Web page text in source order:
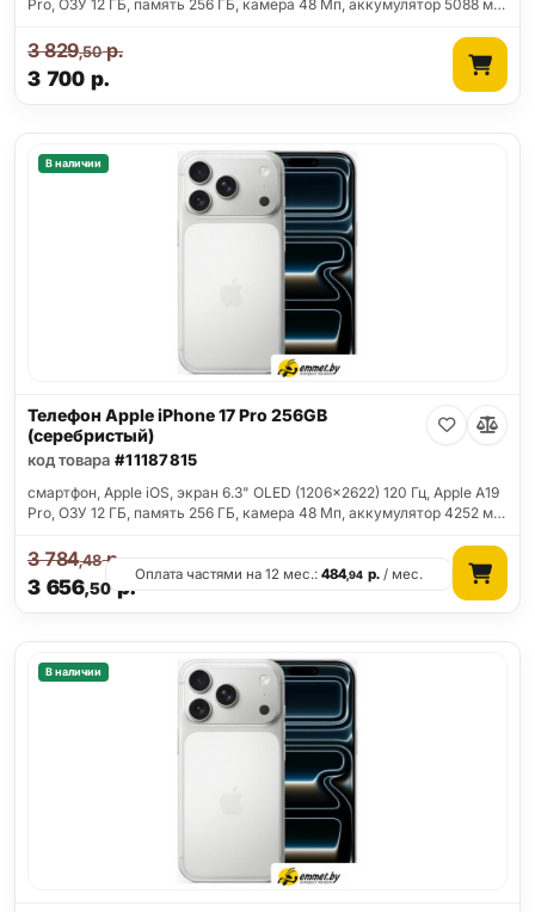
Pro, ОЗУ 12 ГБ, память 256 ГБ, камера 48 Мп, аккумулятор 5088 м…
3 700 р.
3 829,50р.
В наличии
Телефон Apple iPhone 17 Pro 256GB
(серебристый)
код товара #11187815
смартфон, Apple iOS, экран 6.3" OLED (1206x2622) 120 Гц, Apple A19
Pro, ОЗУ 12 ГБ, память 256 ГБ, камера 48 Мп, аккумулятор 4252 м…
3 656,50 р.
3 784,48р.
Оплата частями на 12 мес.:484,94 р./ мес.
В наличии